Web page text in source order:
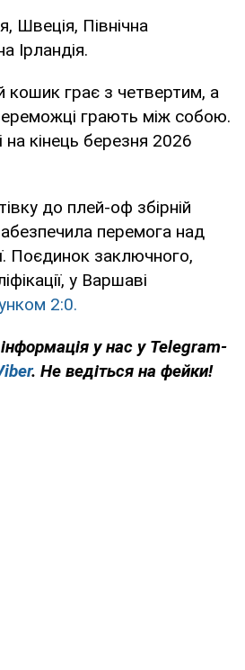
Швеція, Північна
Ірландія.
кошик грає з четвертим, а
грають між собою.
на кінець березня 2026
до плей-оф збірній
перемога над
Поєдинок заключного,
у Варшаві
2:0.
у нас у Telegram-
. Не ведіться на фейки!